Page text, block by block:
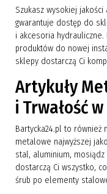
Szukasz wysokiej jakości
gwarantuje dostęp do
i akcesoria
produktów do nowej
sklepy dostarczą Ci
Artykuły
i Trwałość
Bartycka24.pl to również
metalowe najwyższej
stal, aluminium,
dostarczą Ci wszystko,
śrub po elementy